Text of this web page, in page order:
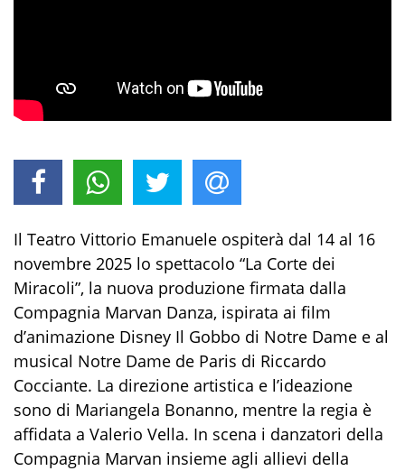
Il Teatro Vittorio Emanuele ospiterà dal 14 al 16
novembre 2025 lo spettacolo “La Corte dei
Miracoli”, la nuova produzione firmata dalla
Compagnia Marvan Danza, ispirata ai film
d’animazione Disney Il Gobbo di Notre Dame e al
musical Notre Dame de Paris di Riccardo
Cocciante. La direzione artistica e l’ideazione
sono di Mariangela Bonanno, mentre la regia è
affidata a Valerio Vella. In scena i danzatori della
Compagnia Marvan insieme agli allievi della